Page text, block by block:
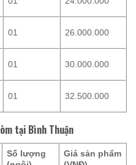
01 26.000.000
01 30.000.000
01 32.500.000
tại Bình Thuận
Số lượng
Giá sản phẩm